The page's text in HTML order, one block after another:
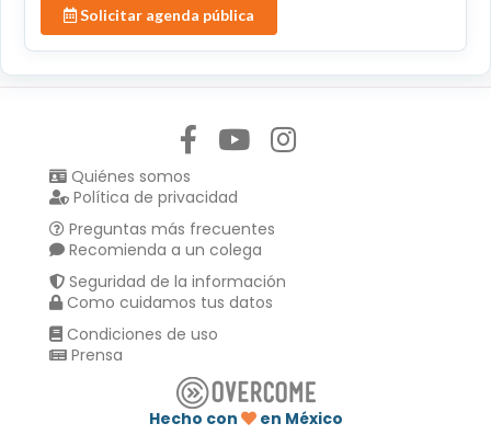
Solicitar agenda pública
Quiénes somos
Política de privacidad
Preguntas más frecuentes
Recomienda a un colega
Seguridad de la información
Como cuidamos tus datos
Condiciones de uso
Prensa
Hecho con en México